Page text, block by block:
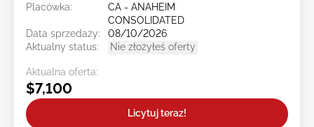
Placówka:
CA - ANAHEIM
CONSOLIDATED
Data sprzedaży:
08/10/2026
Aktualny status:
Nie złożyłeś oferty
Aktualna oferta:
$7,100
Licytuj teraz!